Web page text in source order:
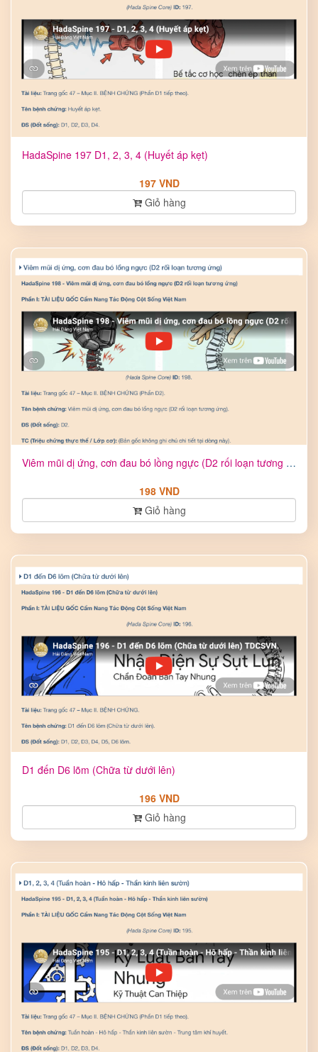
HadaSpine 197 D1, 2, 3, 4 (Huyết áp kẹt)
197 VND
Giỏ hàng
Viêm mũi dị ứng, cơn đau bó lồng ngực (D2 rối loạn tương ứng ...
198 VND
Giỏ hàng
D1 đến D6 lõm (Chữa từ dưới lên)
196 VND
Giỏ hàng